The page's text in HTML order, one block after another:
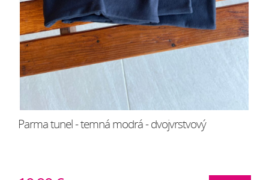
Parma tunel - temná modrá - dvojvrstvový